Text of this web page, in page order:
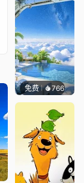
免费 766豆子